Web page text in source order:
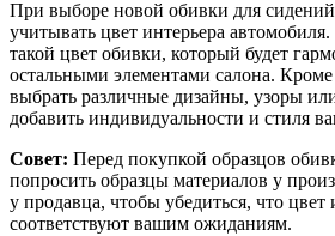
При выборе новой обивки для
учитывать цвет интерьера
такой цвет обивки, который будет
остальными элементами салона.
выбрать различные дизайны, узоры
добавить индивидуальности и стиля
Совет: Перед покупкой образцов
попросить образцы материалов у
у продавца, чтобы убедиться, что цвет
соответствуют вашим ожиданиям.